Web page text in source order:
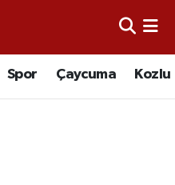
Spor Çaycuma Kozlu